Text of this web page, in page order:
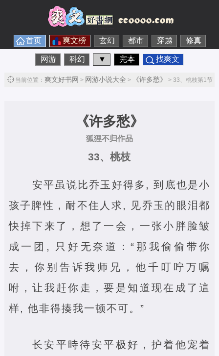
首页 爽文榜 玄幻 都市 穿越 修真
网游 科幻 ▼ 完本 找爽文
当前位置： 爽文好书网 > 网游小说大全 > 《许多愁》 > 33、桃枝第1节
《许多愁》
狐狸不归作品
33、桃枝
安平虽说比乔玉好得多, 到底也是小
孩子脾性，耐不住人求, 见乔玉的眼泪都
快掉下来了，想了一会，一张小胖脸皱
成一团, 只好无奈道：“那我偷偷带你
去，你别告诉我师兄，他千叮咛万嘱
咐，让我赶你走，要是知道现在成了這
样, 他非得揍我一顿不可。”
长安平時待安平极好，护着他宠着